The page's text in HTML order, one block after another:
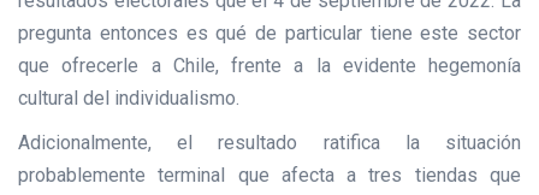
pregunta entonces es qué de particular tiene este sector
que ofrecerle a Chile, frente a la evidente hegemonía
cultural del individualismo.
Adicionalmente, el resultado ratifica la situación
probablemente terminal que afecta a tres tiendas que